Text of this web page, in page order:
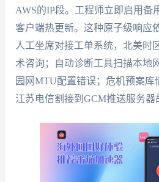
AWS的IP段。工程师立即启用备
客户端热更新。这种原子级响应
人工坐席对接工单系统，北美时
术咨询；自动诊断工具扫描本地
园网MTU配置错误；危机预案库
江苏电信割接到GCM推送服务器